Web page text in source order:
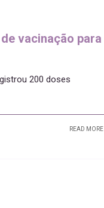
vacinação para
200 doses
READ MORE